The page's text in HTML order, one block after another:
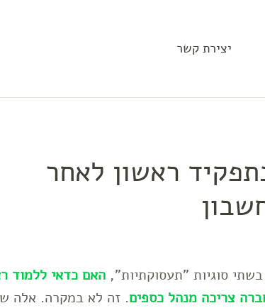
יצירת קשר
ראשון לאחר
סוגיות "תעסוקתיות",האם כדאי ללמוד
צריכה מנהל כספים. זה לא במקרה. אלה